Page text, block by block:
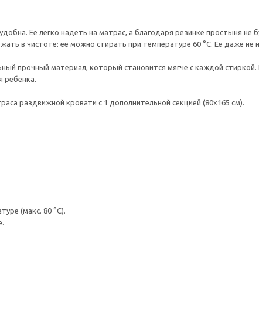
Ее легко надеть на матрас, а благодаря резинке простыня не
в чистоте: ее можно стирать при температуре 60 °C. Ее даже не
прочный материал, который становится мягче с каждой
ребенка.
раздвижной кровати с 1 дополнительной секцией (80x165 см).
(макс. 80 °C).